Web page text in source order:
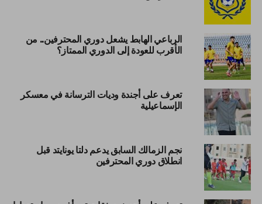
الرباعي الهابط يشعل دوري المحترفين.. من
الأقرب للعودة إلى الدوري الممتاز؟
تعرف على أجندة وديات الترسانة في معسكر
الإسماعيلية
نجم الزمالك السابق يدعم دلتا يونايتد قبل
انطلاق دوري المحترفين